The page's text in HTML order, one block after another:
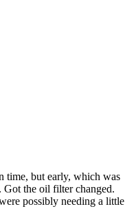
time, but early, which was
Got the oil filter changed.
possibly needing a little